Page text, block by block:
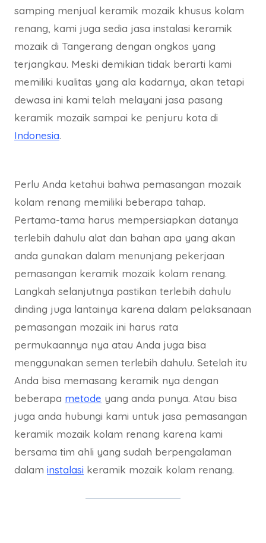
samping menjual keramik mozaik khusus kolam
renang, kami juga sedia jasa instalasi keramik
mozaik di Tangerang dengan ongkos yang
terjangkau. Meski demikian tidak berarti kami
memiliki kualitas yang ala kadarnya, akan tetapi
dewasa ini kami telah melayani jasa pasang
keramik mozaik sampai ke penjuru kota di
Indonesia.
Perlu Anda ketahui bahwa pemasangan mozaik
kolam renang memiliki beberapa tahap.
Pertama-tama harus mempersiapkan datanya
terlebih dahulu alat dan bahan apa yang akan
anda gunakan dalam menunjang pekerjaan
pemasangan keramik mozaik kolam renang.
Langkah selanjutnya pastikan terlebih dahulu
dinding juga lantainya karena dalam pelaksanaan
pemasangan mozaik ini harus rata
permukaannya nya atau Anda juga bisa
menggunakan semen terlebih dahulu. Setelah itu
Anda bisa memasang keramik nya dengan
beberapa metode yang anda punya. Atau bisa
juga anda hubungi kami untuk jasa pemasangan
keramik mozaik kolam renang karena kami
bersama tim ahli yang sudah berpengalaman
dalam instalasi keramik mozaik kolam renang.